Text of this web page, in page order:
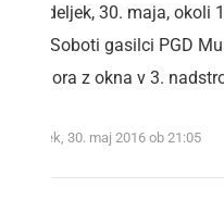
V ponedeljek, 30. maja,
Murski Soboti gasilci PGD
samomora z okna v 3.
ponedeljek, 30. maj 2016 ob 21:05